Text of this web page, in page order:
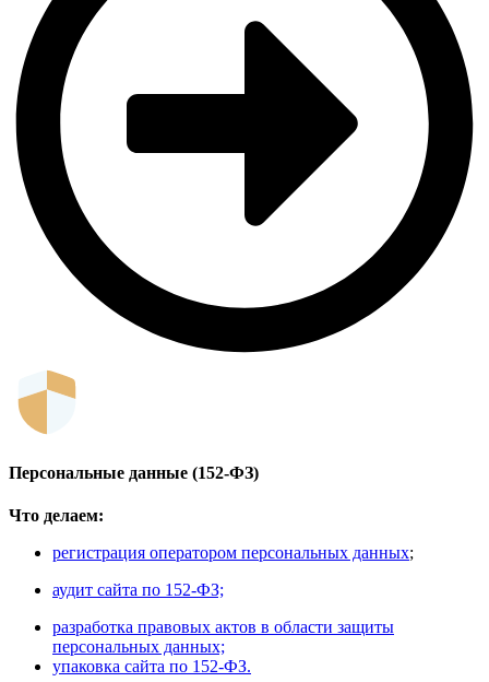
Персональные данные (152-ФЗ)
Что делаем:
регистрация оператором персональных данных;
аудит сайта по 152-ФЗ;
разработка правовых актов в области защиты
персональных данных;
упаковка сайта по 152-ФЗ.